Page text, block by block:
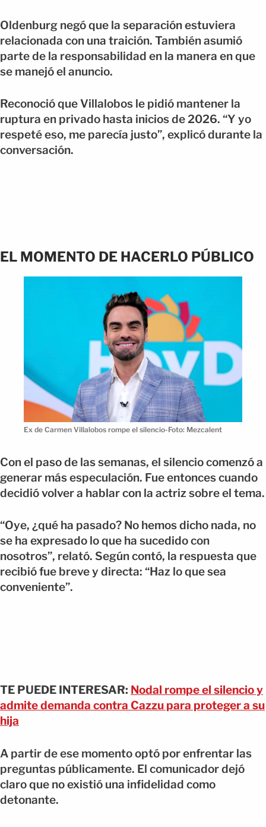
Oldenburg negó que la separación estuviera
relacionada con una traición. También asumió
parte de la responsabilidad en la manera en que
se manejó el anuncio.
Reconoció que Villalobos le pidió mantener la
ruptura en privado hasta inicios de 2026. “Y yo
respeté eso, me parecía justo”, explicó durante la
conversación.
EL MOMENTO DE HACERLO PÚBLICO
Ex de Carmen Villalobos rompe el silencio-Foto: Mezcalent
Con el paso de las semanas, el silencio comenzó a
generar más especulación. Fue entonces cuando
decidió volver a hablar con la actriz sobre el tema.
“Oye, ¿qué ha pasado? No hemos dicho nada, no
se ha expresado lo que ha sucedido con
nosotros”, relató. Según contó, la respuesta que
recibió fue breve y directa: “Haz lo que sea
conveniente”.
TE PUEDE INTERESAR: Nodal rompe el silencio y
admite demanda contra Cazzu para proteger a su
hija
A partir de ese momento optó por enfrentar las
preguntas públicamente. El comunicador dejó
claro que no existió una infidelidad como
detonante.